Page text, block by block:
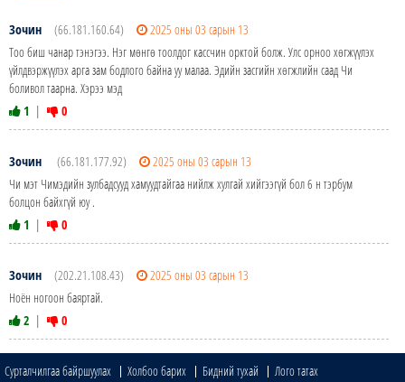
Зочин (66.181.160.64)
2025 оны 03 сарын 13
Тоо биш чанар тэнэгээ. Нэг мөнгө тоолдог кассчин орктой болж. Улс орноо хөгжүүлэх
үйлдвэржүүлэх арга зам бодлого байна уу малаа. Эдийн засгийн хөгжлийн саад Чи
боливол таарна. Хэрээ мэд
1 | 0
Зочин (66.181.177.92)
2025 оны 03 сарын 13
Чи мэт Чимэдийн зулбадсууд хамуудтайгаа нийлж хулгай хийгээгүй бол 6 н тэрбум
болцон байхгүй юу .
1 | 0
Зочин (202.21.108.43)
2025 оны 03 сарын 13
Ноён ногоон баяртай.
2 | 0
Сурталчилгаа байршуулах Холбоо барих Бидний тухай Лого татах